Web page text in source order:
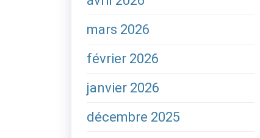
mars 2026
février 2026
janvier 2026
décembre 2025